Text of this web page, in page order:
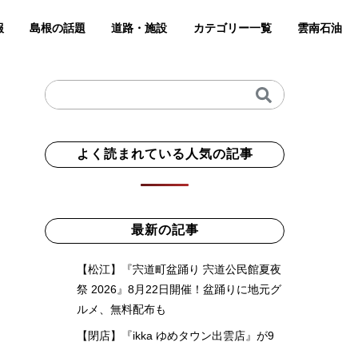
島根の話題 道路・施設 カテゴリー一覧 雲南石油
よく読まれている人気の記事
最新の記事
【松江】『宍道町盆踊り 宍道公民館夏夜
祭 2026』8月22日開催！盆踊りに地元グ
ルメ、無料配布も
【閉店】『ikka ゆめタウン出雲店』が9